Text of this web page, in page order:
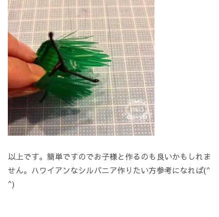
以上です。簡単ですのでお子様と作るのも良いかもしれま
せん。ハワイアンなシルバニア作りたい方参考になれば(^
^)